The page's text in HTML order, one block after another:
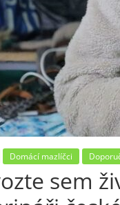
Domácí mazlíčci
sem